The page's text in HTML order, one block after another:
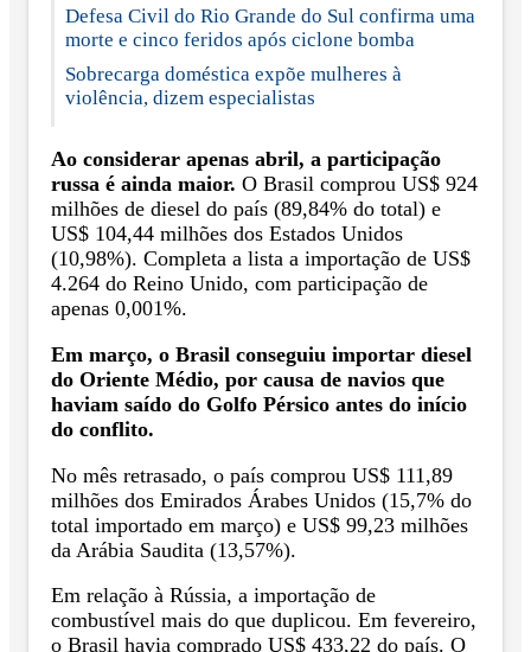
Defesa Civil do Rio Grande do Sul confirma uma
morte e cinco feridos após ciclone bomba
Sobrecarga doméstica expõe mulheres à
violência, dizem especialistas
Ao considerar apenas abril, a participação
russa é ainda maior. O Brasil comprou US$ 924
milhões de diesel do país (89,84% do total) e
US$ 104,44 milhões dos Estados Unidos
(10,98%). Completa a lista a importação de US$
4.264 do Reino Unido, com participação de
apenas 0,001%.
Em março, o Brasil conseguiu importar diesel
do Oriente Médio, por causa de navios que
haviam saído do Golfo Pérsico antes do início
do conflito.
No mês retrasado, o país comprou US$ 111,89
milhões dos Emirados Árabes Unidos (15,7% do
total importado em março) e US$ 99,23 milhões
da Arábia Saudita (13,57%).
Em relação à Rússia, a importação de
combustível mais do que duplicou. Em fevereiro,
o Brasil havia comprado US$ 433,22 do país. O